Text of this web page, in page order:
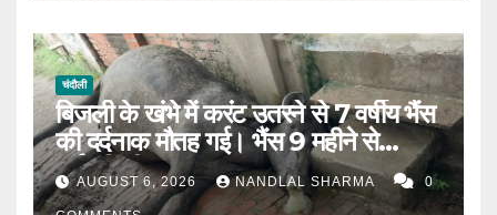
चंदौली
बिजली के खंभे में करंट उतरने से 7 वर्षीय भैंस
की दर्दनाक मौतह गई। भैंस 9 महीने से
गर्भवती थी।
AUGUST 6, 2026 NANDLAL SHARMA 0